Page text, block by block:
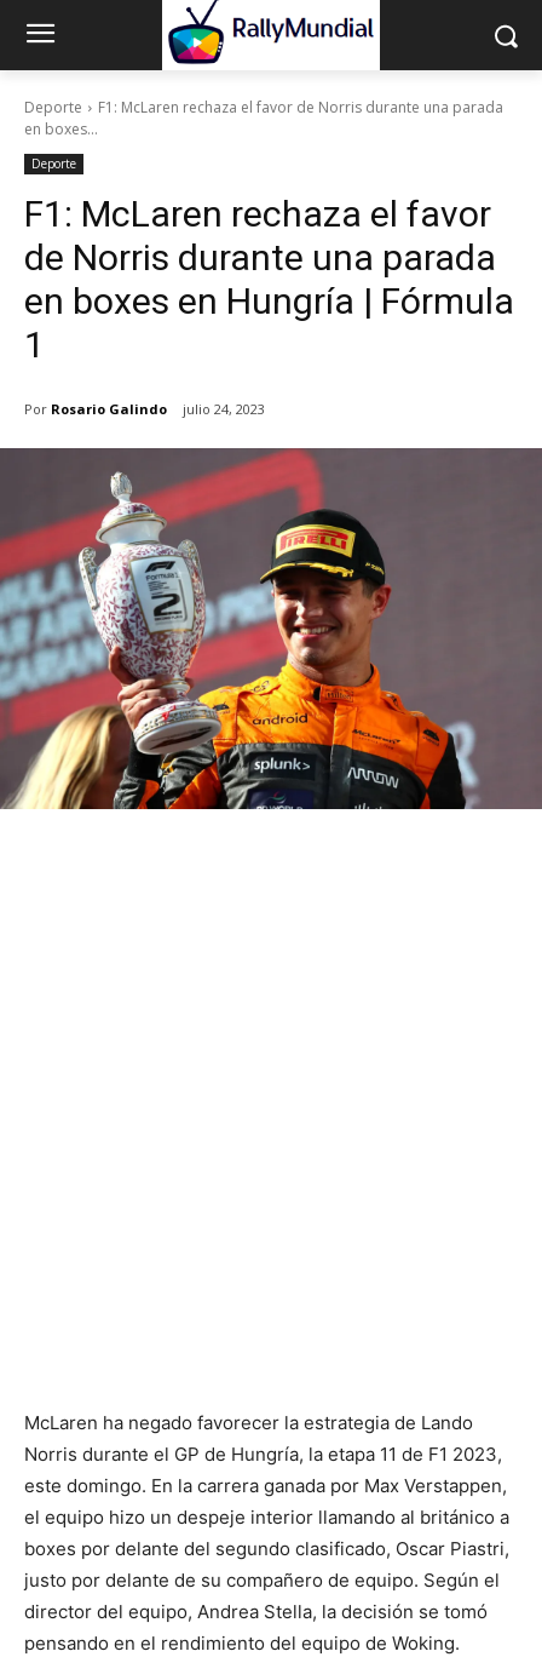
Deporte
F1: McLaren rechaza el favor de Norris durante una parada
en boxes...
Deporte
F1: McLaren rechaza el favor
de Norris durante una parada
en boxes en Hungría | Fórmula
1
Por Rosario Galindo julio 24, 2023
McLaren ha negado favorecer la estrategia de Lando
Norris durante el GP de Hungría, la etapa 11 de F1 2023,
este domingo. En la carrera ganada por Max Verstappen,
el equipo hizo un despeje interior llamando al británico a
boxes por delante del segundo clasificado, Oscar Piastri,
justo por delante de su compañero de equipo. Según el
director del equipo, Andrea Stella, la decisión se tomó
pensando en el rendimiento del equipo de Woking.